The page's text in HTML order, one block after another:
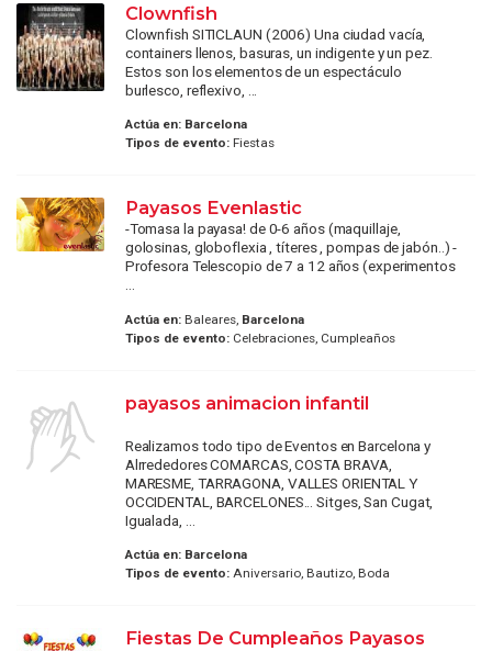
Clownfish
Clownfish SITICLAUN (2006) Una ciudad vacía,
containers llenos, basuras, un indigente y un pez.
Estos son los elementos de un espectáculo
burlesco, reflexivo, ...
Actúa en: Barcelona
Tipos de evento:Fiestas
Payasos Evenlastic
-Tomasa la payasa! de 0-6 años (maquillaje,
golosinas, globoflexia , títeres , pompas de jabón..) -
Profesora Telescopio de 7 a 12 años (experimentos
...
Actúa en:Baleares, Barcelona
Tipos de evento:Celebraciones, Cumpleaños
payasos animacion infantil
Realizamos todo tipo de Eventos en Barcelona y
Alrrededores COMARCAS, COSTA BRAVA,
MARESME, TARRAGONA, VALLES ORIENTAL Y
OCCIDENTAL, BARCELONES... Sitges, San Cugat,
Igualada, ...
Actúa en: Barcelona
Tipos de evento:Aniversario, Bautizo, Boda
Fiestas De Cumpleaños Payasos